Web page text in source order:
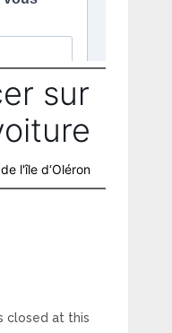
sur
closed at this